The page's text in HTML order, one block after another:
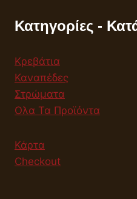
Κατηγορίες -
Κρεβάτια
Καναπέδες
Στρώματα
Ολα Τα Προϊόντα
Κάρτα
Checkout